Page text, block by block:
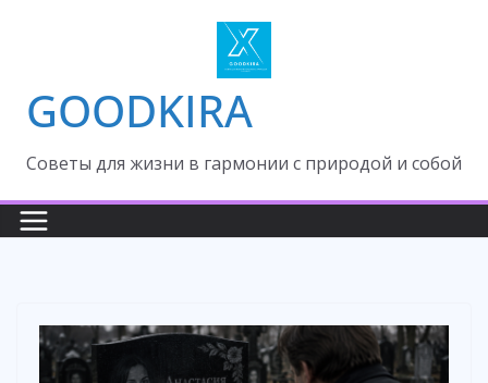
GOODKIRA
Cоветы для жизни в гармонии с природой и собой